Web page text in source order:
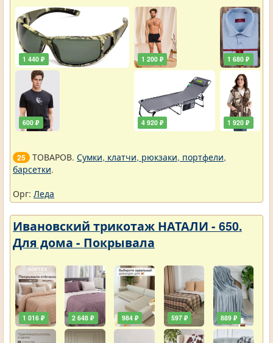
1 440 ₽
600 ₽
1 200 ₽
4 920 ₽
1 680 ₽
1 920 ₽
25 ТОВАРОВ. Сумки, клатчи, рюкзаки, портфели,
барсетки.
Орг: Леда
Ивановский трикотаж НАТАЛИ - 650.
Для дома - Покрывала
1 016 ₽ 2 648 ₽ 984 ₽ 597 ₽ 889 ₽